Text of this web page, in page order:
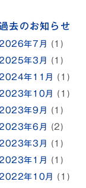
去のお知らせ
2026年7月
(1)
2025年3月
(1)
2024年11月
(1)
2023年10月
(1)
2023年9月
(1)
2023年6月
(2)
2023年3月
(1)
2023年1月
(1)
2022年10月
(1)